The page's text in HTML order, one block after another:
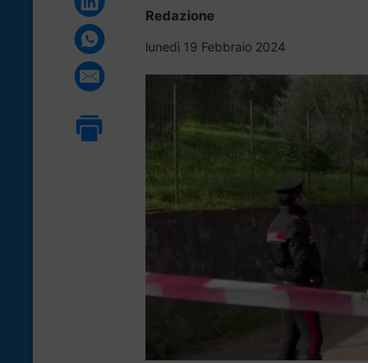
Redazione
lunedì 19 Febbraio 2024